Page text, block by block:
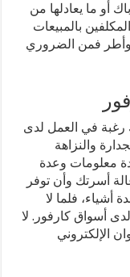
أو ما يعادلها من
بالمبيعات
وأطر فمن الضروري
رغبة في العمل لدى
والنزاهة
معلومات وعدة
أسرتك وأن توفر
فلما لا
أسواق كارفور. لا
الإلكتروني